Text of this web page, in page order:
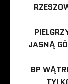
JASNĄ
BP